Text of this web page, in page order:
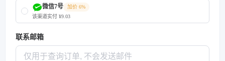
微信7号
加价 6%
该渠道实付 ¥9.03
联系邮箱